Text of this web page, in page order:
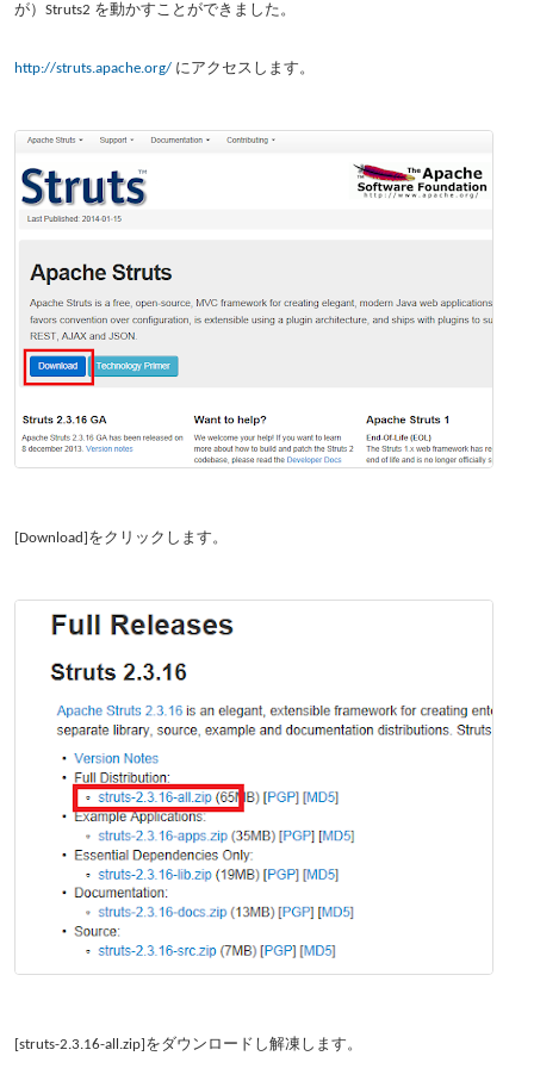
が）Struts2 を動かすことができました。
http://struts.apache.org/ にアクセスします。
[Download]をクリックします。
[struts-2.3.16-all.zip]をダウンロードし解凍します。